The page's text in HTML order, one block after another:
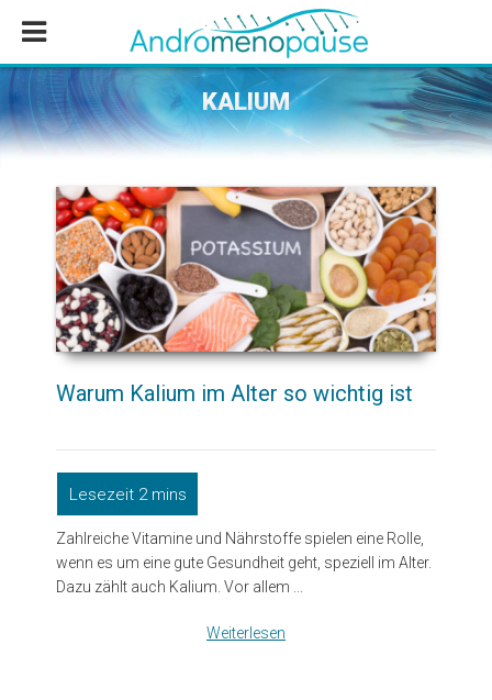
Inhalt
springen
Seitenspalte
springen
Fußzeile
springen
KALIUM
Warum Kalium im Alter so wichtig ist
Zahlreiche Vitamine und Nährstoffe spielen eine Rolle,
wenn es um eine gute Gesundheit geht, speziell im Alter.
Dazu zählt auch Kalium. Vor allem ...
Weiterlesen